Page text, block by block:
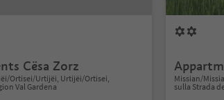
Cësa Zorz
Ortisei/Urtijëi, Urtijëi/Ortisei,
Val Gardena
Missian/
sulla Strada